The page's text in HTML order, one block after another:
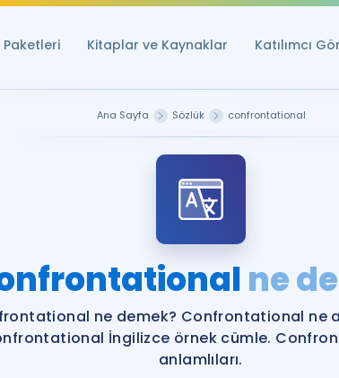
Paketleri Kitaplar ve Kaynaklar Katılımcı
YDS ve
YDS
YDS ve
Ana Sayfa Sözlük confrontational
ne
ne demek? Confrontational ne
İngilizce örnek cümle.
anlamlıları.